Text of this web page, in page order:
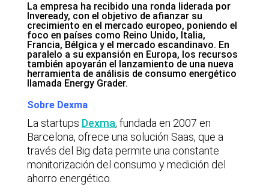
La empresa ha recibido una ronda liderada por
Inveready, con el objetivo de afianzar su
crecimiento en el mercado europeo, poniendo el
foco en países como Reino Unido, Italia,
Francia, Bélgica y el mercado escandinavo. En
paralelo a su expansión en Europa, los recursos
también apoyarán el lanzamiento de una nueva
herramienta de análisis de consumo energético
llamada Energy Grader.
Sobre Dexma
La startups Dexma, fundada en 2007 en
Barcelona, ofrece una solución Saas, que a
través del Big data permite una constante
monitorización del consumo y medición del
ahorro energético.